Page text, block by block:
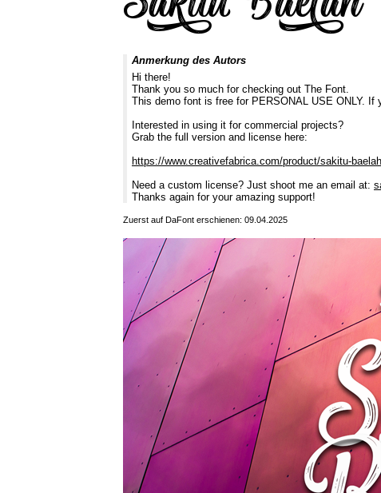
Anmerkung des Autors
Hi there!
Thank you so much for checking out The Font.
This demo font is free for PERSONAL USE ONLY.
Interested in using it for commercial projects?
Grab the full version and license here:
https://www.creativefabrica.com/product/sakitu-
Need a custom license? Just shoot me an email at:
Thanks again for your amazing support!
Zuerst auf DaFont erschienen: 09.04.2025